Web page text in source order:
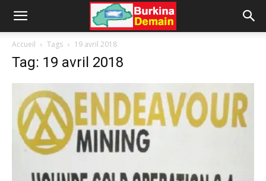
Accueil Tags 19 avril 2018
Tag: 19 avril 2018